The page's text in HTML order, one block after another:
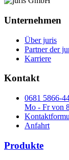
Unternehmen
Über juris
Partner der
Karriere
Kontakt
0681 5866-
Mo - Fr von
Anfahrt
Produkte